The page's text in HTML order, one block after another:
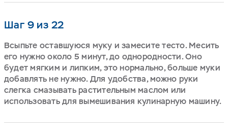
Шаг 9 из 22
Всыпьте оставшуюся муку и замесите тесто. Месить
его нужно около 5 минут, до однородности. Оно
будет мягким и липким, это нормально, больше муки
добавлять не нужно. Для удобства, можно руки
слегка смазывать растительным маслом или
использовать для вымешивания кулинарную машину.